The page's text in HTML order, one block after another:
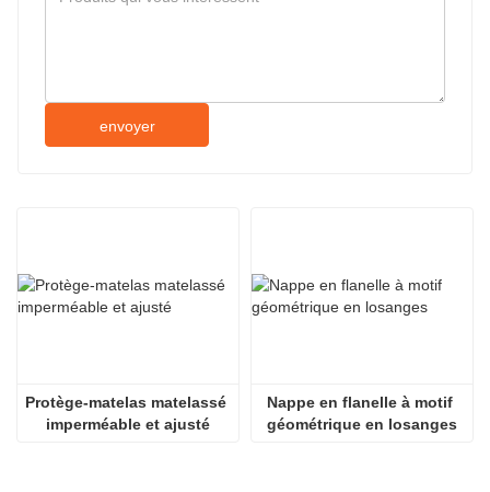
envoyer
Protège-matelas matelassé
imperméable et ajusté
Nappe en flanelle à motif
géométrique en losanges